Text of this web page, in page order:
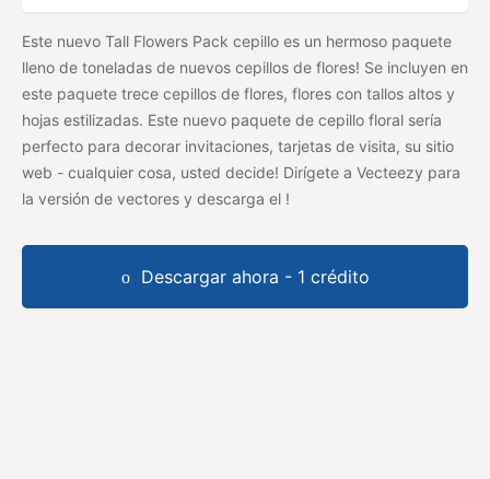
Este nuevo Tall Flowers Pack cepillo es un hermoso paquete
lleno de toneladas de nuevos cepillos de flores! Se incluyen en
este paquete trece cepillos de flores, flores con tallos altos y
hojas estilizadas. Este nuevo paquete de cepillo floral sería
perfecto para decorar invitaciones, tarjetas de visita, su sitio
web - cualquier cosa, usted decide! Dirígete a Vecteezy para
la versión de vectores y descarga el !
Descargar ahora - 1 crédito